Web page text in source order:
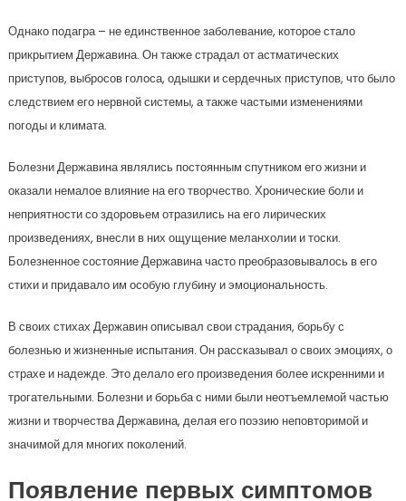
Однако подагра – не единственное заболевание, которое стало
прикрытием Державина. Он также страдал от астматических
приступов, выбросов голоса, одышки и сердечных приступов, что было
следствием его нервной системы, а также частыми изменениями
погоды и климата.
Болезни Державина являлись постоянным спутником его жизни и
оказали немалое влияние на его творчество. Хронические боли и
неприятности со здоровьем отразились на его лирических
произведениях, внесли в них ощущение меланхолии и тоски.
Болезненное состояние Державина часто преобразовывалось в его
стихи и придавало им особую глубину и эмоциональность.
В своих стихах Державин описывал свои страдания, борьбу с
болезнью и жизненные испытания. Он рассказывал о своих эмоциях, о
страхе и надежде. Это делало его произведения более искренними и
трогательными. Болезни и борьба с ними были неотъемлемой частью
жизни и творчества Державина, делая его поэзию неповторимой и
значимой для многих поколений.
Появление первых симптомов